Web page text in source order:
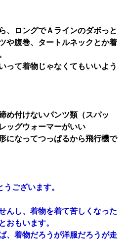
、ロングでＡラインのダボっと
や腹巻、タートルネックとか着
って着物じゃなくてもいいよう
め付けないパンツ類（スパッ
ッグウォーマーがいい
になってつっぱるから飛行機で
ございます。
んし、着物を着て苦しくなった
おもいます。
、着物だろうが洋服だろうが走